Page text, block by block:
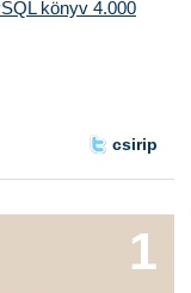
könyv 4.000
csirip
1